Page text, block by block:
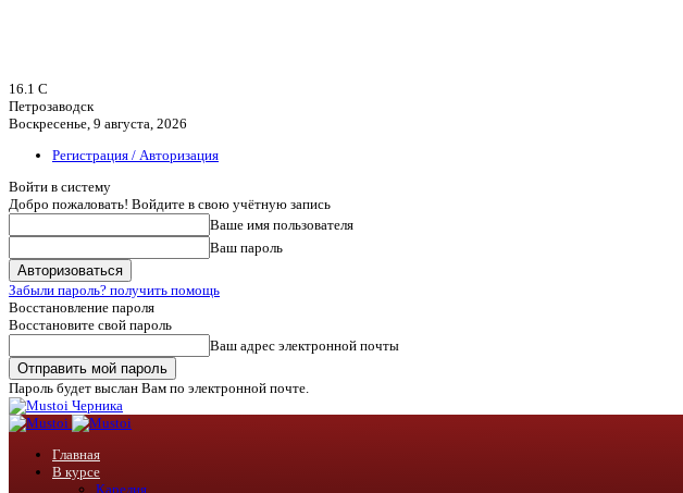
16.1 C
Петрозаводск
Воскресенье, 9 августа, 2026
Регистрация / Авторизация
Войти в систему
Добро пожаловать! Войдите в свою учётную запись
Ваше имя пользователя
Ваш пароль
Забыли пароль? получить помощь
Восстановление пароля
Восстановите свой пароль
Ваш адрес электронной почты
Пароль будет выслан Вам по электронной почте.
Черника
Главная
В курсе
Карелия